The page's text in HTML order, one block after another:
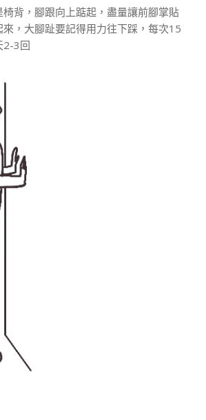
背，腳跟向上踮起，盡量讓前腳掌貼
，大腳趾要記得用力往下踩，每次15
2-3回